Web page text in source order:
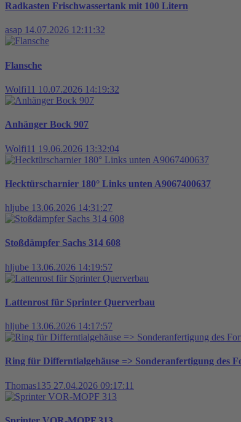
Radkasten Frischwassertank mit 100 Litern
asap 14.07.2026 12:11:32
Flansche
Wolfi11 10.07.2026 14:19:32
Anhänger Bock 907
Wolfi11 19.06.2026 13:32:04
Hecktürscharnier 180° Links unten A9067400637
hljube 13.06.2026 14:31:27
Stoßdämpfer Sachs 314 608
hljube 13.06.2026 14:19:57
Lattenrost für Sprinter Querverbau
hljube 13.06.2026 14:17:57
Ring für Differntialgehäuse => Sonderanfertigung des
Thomas135 27.04.2026 09:17:11